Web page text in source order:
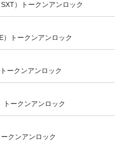
）トークンアンロック
）トークンアンロック
ークンアンロック
トークンアンロック
クンアンロック